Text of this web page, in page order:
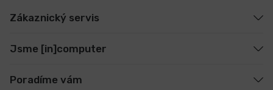
Zákaznický servis
Jsme [in]computer
Poradíme vám